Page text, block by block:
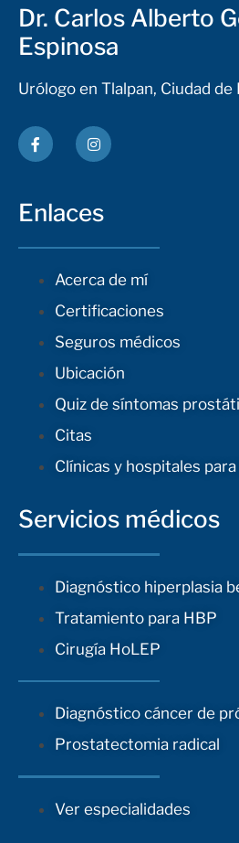
Dr. Carlos Alberto
Espinosa
Urólogo en Tlalpan, Ciudad de
Enlaces
Acerca de mí
Certificaciones
Seguros médicos
Ubicación
Quiz de síntomas
Citas
Clínicas y hospitales
Servicios médicos
Diagnóstico hiperplasia
Tratamiento para HBP
Cirugía HoLEP
Diagnóstico cáncer de
Prostatectomia radical
Ver especialidades